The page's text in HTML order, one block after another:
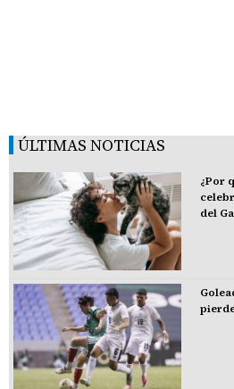
ÚLTIMAS NOTICIAS
¿Por
del